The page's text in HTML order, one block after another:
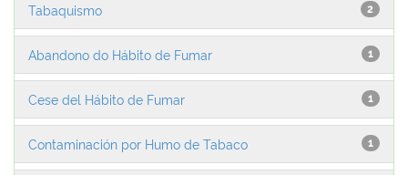
2
Tabaquismo
1
Abandono do Hábito de Fumar
1
Cese del Hábito de Fumar
1
Contaminación por Humo de Tabaco